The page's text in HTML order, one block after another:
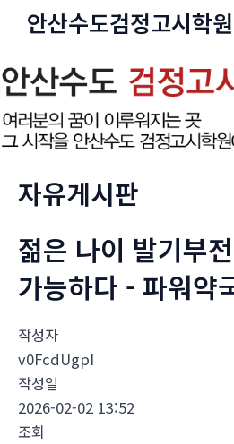
로
건
너
안산수도검정고시학원
자유게시판
젊은 나이 발기부
가능하다 - 파워약
작성자
v0FcdUgpI
작성일
2026-02-02 13:52
조회